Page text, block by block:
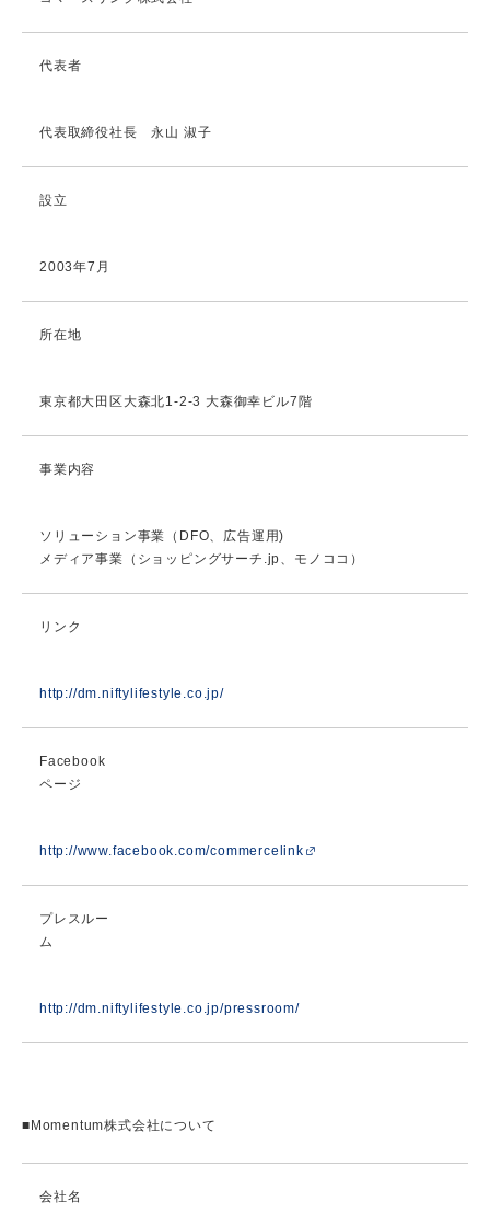
代表者
代表取締役社長 永山 淑子
設立
2003年7月
所在地
東京都大田区大森北1-2-3 大森御幸ビル7階
事業内容
ソリューション事業（DFO、広告運用)
メディア事業（ショッピングサーチ.jp、モノココ）
リンク
http://dm.niftylifestyle.co.jp/
Facebook
ページ
http://www.facebook.com/commercelink
プレスルー
ム
http://dm.niftylifestyle.co.jp/pressroom/
■Momentum株式会社について
会社名